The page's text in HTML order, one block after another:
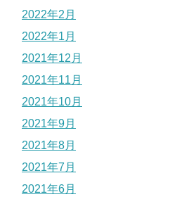
2022年2月
2022年1月
2021年12月
2021年11月
2021年10月
2021年9月
2021年8月
2021年7月
2021年6月